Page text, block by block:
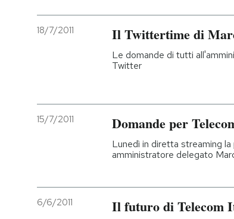
18/7/2011 Il Twittertime di
Le domande di tutti
Twitter
15/7/2011 Domande per
Lunedì in diretta streaming
amministratore delegato
6/6/2011 Il futuro di Telecom